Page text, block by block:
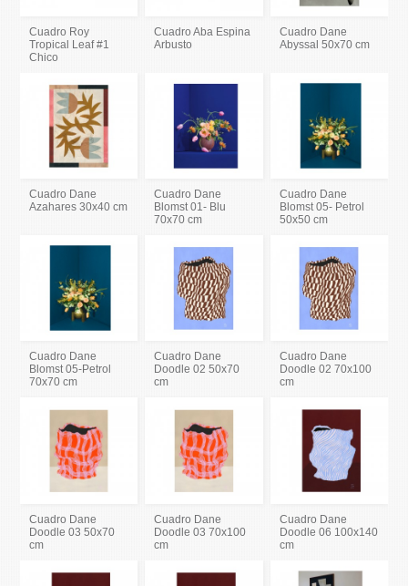
Cuadro Roy
Tropical Leaf #1
Chico
Cuadro Aba Espina
Arbusto
Cuadro Dane
Abyssal 50x70 cm
Cuadro Dane
Azahares 30x40 cm
Cuadro Dane
Blomst 01- Blu
70x70 cm
Cuadro Dane
Blomst 05- Petrol
50x50 cm
Cuadro Dane
Blomst 05-Petrol
70x70 cm
Cuadro Dane
Doodle 02 50x70
cm
Cuadro Dane
Doodle 02 70x100
cm
Cuadro Dane
Doodle 03 50x70
cm
Cuadro Dane
Doodle 03 70x100
cm
Cuadro Dane
Doodle 06 100x140
cm